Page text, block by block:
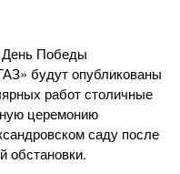
Победы
будут опубликованы
работ столичные
церемонию
саду после
обстановки.